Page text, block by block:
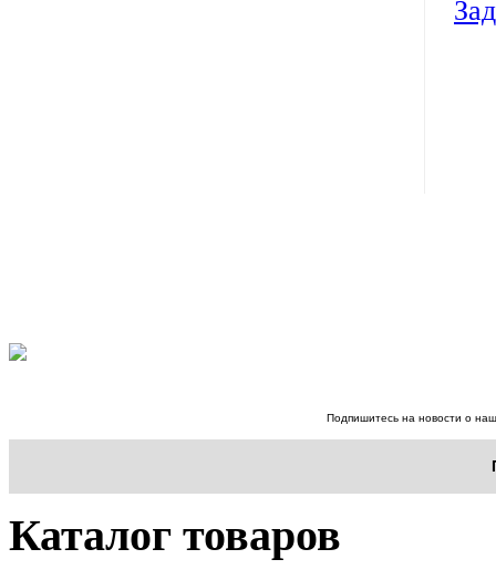
Подпишитесь на новости о
Каталог товаров